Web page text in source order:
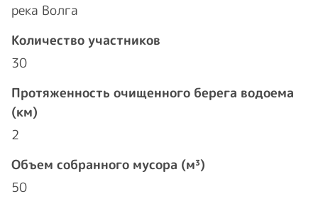
река Волга
Количество участников
30
Протяженность очищенного берега водоема
(км)
2
Объем собранного мусора (м³)
50